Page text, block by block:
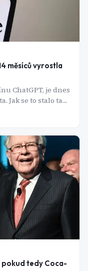
měsíců vyrostla
ChatGPT, je dnes
Jak se to stalo tak
tedy Coca-